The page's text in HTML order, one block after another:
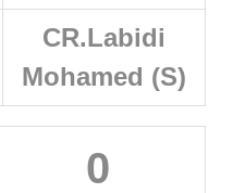
CR.Labidi
Mohamed (S)
0